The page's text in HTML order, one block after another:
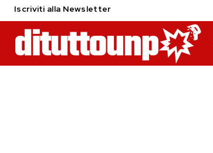
Iscriviti alla Newsletter